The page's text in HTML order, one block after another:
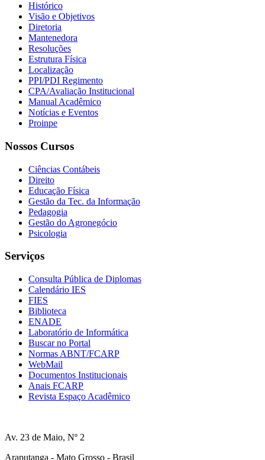
Histórico
Visão e Objetivos
Diretoria
Mantenedora
Resoluções
Estrutura Física
Localização
PPI/PDI Regimento
CPA/Avaliação Institucional
Manual Acadêmico
Notícias e Eventos
Proinpe
Nossos Cursos
Ciências Contábeis
Direito
Educação Física
Gestão da Tec. da Informação
Pedagogia
Gestão do Agronegócio
Psicologia
Serviços
Consulta Pública de Diplomas
Calendário IES
FIES
Biblioteca
ENADE
Laboratório de Informática
Buscar no Portal
Normas ABNT/FCARP
WebMail
Documentos Institucionais
Anais FCARP
Revista Espaço Acadêmico
Av. 23 de Maio, Nº 2
Araputanga - Mato Grosso - Brasil